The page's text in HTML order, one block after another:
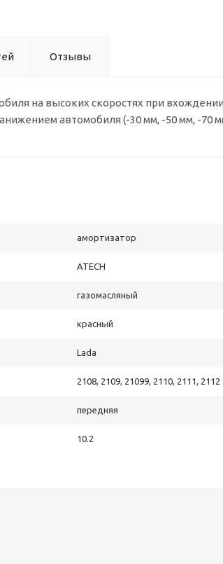
Отзывы
на высоких скоростях при
автомобиля (-30 мм, -50 мм, -70
амортизатор
ATECH
газомасляный
красный
Lada
2108, 2109, 21099, 2110, 2111, 2112
передняя
10.2